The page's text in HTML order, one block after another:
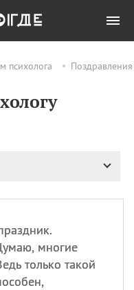
психолога
многие
только такой
Все
День памяти жертв
атомной
день
рисового пудинга
День Дымняшки
(Smokey Bear Day)